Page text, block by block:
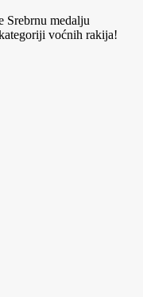
Srebrnu medalju
voćnih rakija!